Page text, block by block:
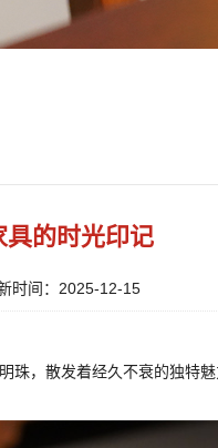
的时光印记
时间：2025-12-15
珠，散发着经久不衰的独特